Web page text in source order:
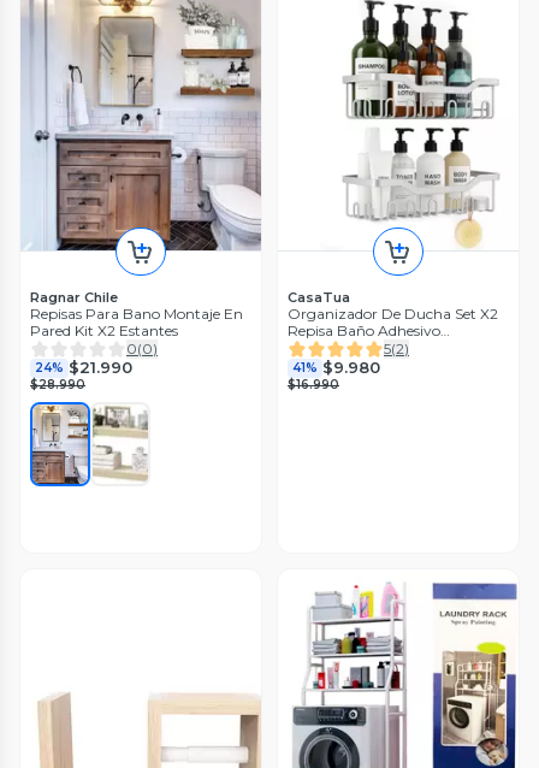
Ragnar Chile
Repisas Para Bano Montaje En
Pared Kit X2 Estantes
0(0)
24% $21.990
$28.990
CasaTua
Organizador De Ducha Set X2
Repisa Baño Adhesivo
Inoxidable Grey Black Gris
Oscuro
5(2)
41% $9.980
$16.990